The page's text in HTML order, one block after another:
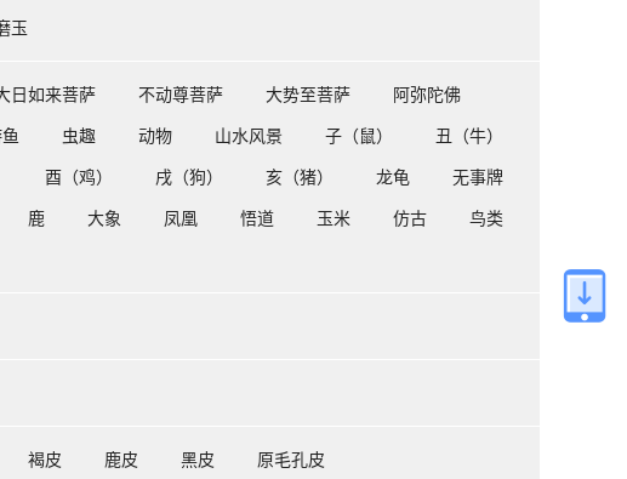
玉
日如来菩萨 不动尊菩萨 大势至菩萨 阿弥陀佛
虫趣 动物 山水风景 子（鼠） 丑（牛）
酉（鸡） 戌（狗） 亥（猪） 龙龟 无事牌
鹿 大象 凤凰 悟道 玉米 仿古 鸟类
褐皮 鹿皮 黑皮 原毛孔皮